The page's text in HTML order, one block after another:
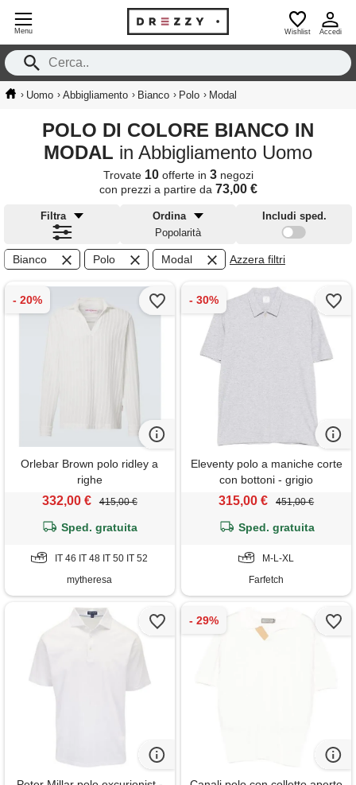
Menu Wishlist Accedi
› Uomo › Abbigliamento › Bianco › Polo › Modal
POLO DI COLORE BIANCO IN
MODAL in Abbigliamento Uomo
Trovate 10offerte in 3negozi
con prezzi a partire da 73,00 €
Filtra
Ordina
Popolarità
Includi sped.
Bianco Polo Modal Azzera filtri
Orlebar Brown polo ridley a
righe
332,00 € 415,00 €
Sped. gratuita
IT 46 IT 48 IT 50 IT 52
mytheresa
Eleventy polo a maniche corte
con bottoni - grigio
315,00 € 451,00 €
Sped. gratuita
M-L-XL
Farfetch